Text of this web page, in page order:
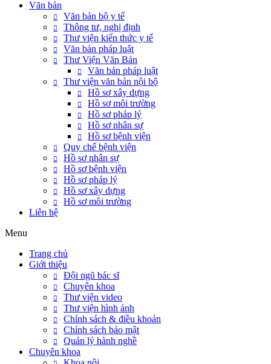
Văn bản
Văn bản bộ y tế
Thông tư, nghị định
Thư viện kiến thức y tế
Văn bản pháp luật
Thư Viện Văn Bản
Văn bản pháp luật
Thư viện văn bản nội bộ
Hồ sơ xây dựng
Hồ sơ môi trường
Hồ sơ pháp lý
Hồ sơ nhân sự
Hồ sơ bệnh viện
Quy chế bệnh viện
Hồ sơ nhân sự
Hồ sơ bệnh viện
Hồ sơ pháp lý
Hồ sơ xây dựng
Hồ sơ môi trường
Liên hệ
Menu
Trang chủ
Giới thiệu
Đội ngũ bác sĩ
Chuyên khoa
Thư viện video
Thư viện hình ảnh
Chính sách & điều khoản
Chính sách bảo mật
Quản lý hành nghề
Chuyên khoa